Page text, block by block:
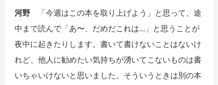
河野
「今週はこの本を取り上げよう」と思って、途
中まで読んで「あ〜、だめだこれは...」と思うことが
夜中に起きたりします。書いて書けないことはないけ
れど、他人に勧めたい気持ちが湧いてこないものは書
いちゃいけないと思いました。そういうときは別の本